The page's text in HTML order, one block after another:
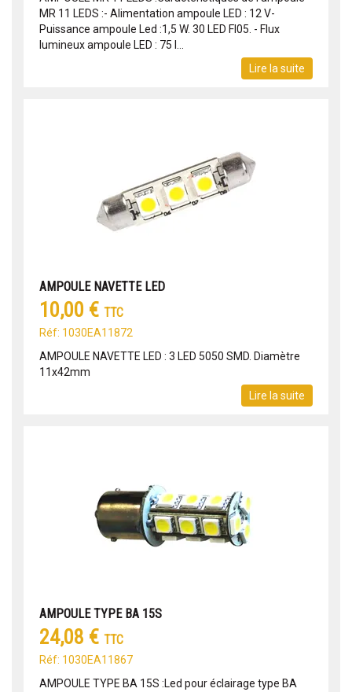
MR 11 LEDS :- Alimentation ampoule LED : 12 V-
Puissance ampoule Led :1,5 W. 30 LED FI05. - Flux
lumineux ampoule LED : 75 l...
Lire la suite
AMPOULE NAVETTE LED
10,00 € TTC
Réf: 1030EA11872
AMPOULE NAVETTE LED : 3 LED 5050 SMD. Diamètre
11x42mm
Lire la suite
AMPOULE TYPE BA 15S
24,08 € TTC
Réf: 1030EA11867
AMPOULE TYPE BA 15S :Led pour éclairage type BA